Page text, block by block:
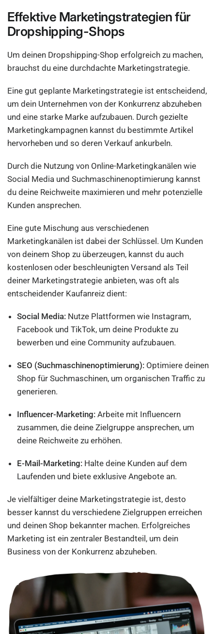
Effektive Marketingstrategien für
Dropshipping-Shops
Um deinen Dropshipping-Shop erfolgreich zu machen,
brauchst du eine durchdachte Marketingstrategie.
Eine gut geplante Marketingstrategie ist entscheidend,
um dein Unternehmen von der Konkurrenz abzuheben
und eine starke Marke aufzubauen. Durch gezielte
Marketingkampagnen kannst du bestimmte Artikel
hervorheben und so deren Verkauf ankurbeln.
Durch die Nutzung von Online-Marketingkanälen wie
Social Media und Suchmaschinenoptimierung kannst
du deine Reichweite maximieren und mehr potenzielle
Kunden ansprechen.
Eine gute Mischung aus verschiedenen
Marketingkanälen ist dabei der Schlüssel. Um Kunden
von deinem Shop zu überzeugen, kannst du auch
kostenlosen oder beschleunigten Versand als Teil
deiner Marketingstrategie anbieten, was oft als
entscheidender Kaufanreiz dient:
Social Media: Nutze Plattformen wie Instagram,
Facebook und TikTok, um deine Produkte zu
bewerben und eine Community aufzubauen.
SEO (Suchmaschinenoptimierung): Optimiere deinen
Shop für Suchmaschinen, um organischen Traffic zu
generieren.
Influencer-Marketing: Arbeite mit Influencern
zusammen, die deine Zielgruppe ansprechen, um
deine Reichweite zu erhöhen.
E-Mail-Marketing: Halte deine Kunden auf dem
Laufenden und biete exklusive Angebote an.
Je vielfältiger deine Marketingstrategie ist, desto
besser kannst du verschiedene Zielgruppen erreichen
und deinen Shop bekannter machen. Erfolgreiches
Marketing ist ein zentraler Bestandteil, um dein
Business von der Konkurrenz abzuheben.